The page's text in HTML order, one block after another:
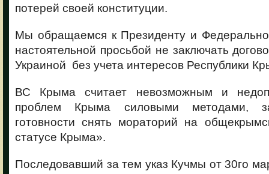
потерей своей конституции.
Мы обращаемся к Президенту и
настоятельной просьбой не заключать
Украиной без учета интересов Республики
ВС Крыма считает невозможным и
проблем Крыма силовыми методами,
готовности снять мораторий на
статусе Крыма».
Последовавший за тем указ Кучмы от 30го